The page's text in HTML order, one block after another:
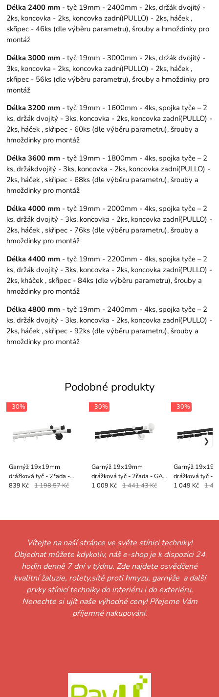
Délka 2400 mm - tyč 19mm - 2400mm - 2ks, držák dvojitý -
2ks, koncovka - 2ks, koncovka zadní(PULLO) - 2ks, háček ,
skřipec - 46ks (dle výběru parametru), šrouby a hmoždinky pro
montáž
Délka 3000 mm - tyč 19mm - 3000mm - 2ks, držák dvojitý -
3ks, koncovka - 2ks, koncovka zadní(PULLO) - 2ks, háček ,
skřipec - 56ks (dle výběru parametru), šrouby a hmoždinky pro
montáž
Délka 3200 mm - tyč 19mm - 1600mm - 4ks, spojka tyče – 2
ks, držák dvojitý - 3ks, koncovka - 2ks, koncovka zadní(PULLO) -
2ks, háček , skřipec - 60ks (dle výběru parametru), šrouby a
hmoždinky pro montáž
Délka 3600 mm - tyč 19mm - 1800mm - 4ks, spojka tyče – 2
ks, držákdvojitý - 3ks, koncovka - 2ks, koncovka zadní(PULLO) -
2ks, háček , skřipec - 68ks (dle výběru parametru), šrouby a
hmoždinky pro montáž
Délka 4000 mm - tyč 19mm - 2000mm - 4ks, spojka tyče – 2
ks, držák dvojitý - 3ks, koncovka - 2ks, koncovka zadní(PULLO) -
2ks, háček , skřipec - 76ks (dle výběru parametru), šrouby a
hmoždinky pro montáž
Délka 4400 mm - tyč 19mm - 2200mm - 4ks, spojka tyče – 2
ks, držák dvojitý - 3ks, koncovka - 2ks, koncovka zadní(PULLO) -
2ks, kháček , skřipec - 84ks (dle výběru parametru), šrouby a
hmoždinky pro montáž
Délka 4800 mm - tyč 19mm - 2400mm - 4ks, spojka tyče – 2
ks, držák dvojitý - 3ks, koncovka - 2ks, koncovka zadní(PULLO) -
2ks, háček , skřipec - 92ks (dle výběru parametru), šrouby a
hmoždinky pro montáž
Podobné produkty
Garnýž 19x19mm
drážková tyč - 2řada -
PULLO - bílo černá
- 30%
839 Kč 1 198.57 Kč
Garnýž 19x19mm
drážková tyč - 2řada - GABI
- černo bílá
- 30%
1 009 Kč 1 441.43 Kč
Garnýž
drážková tyč -
SFERA - černo
- 30%
1 049 Kč 1
Vítejte na naší stránce ve světe stínici techniky!
Objednat můžete kdykoliv, náš e-shop je k dispozici 24
hodin denně 7 dní v týdnu. Zde najdete osvědčené
kvalitní žaluzie, rolety,sítě proti hmyzu, garnýže a další
prvky stínicí techniky do interiéru i do exteriéru.
Nenechte si ujít naše výhodné ceny! Přejeme Vám
příjemné nakupování.